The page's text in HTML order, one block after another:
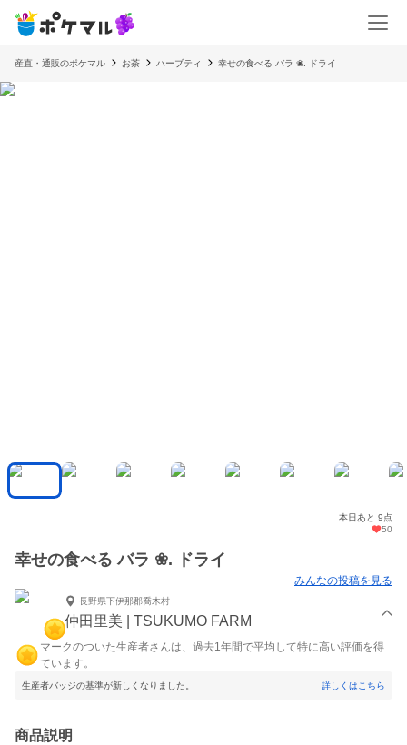
産直・通販のポケマル お茶 ハーブティ 幸せの食べる バラ ❀. ドライ
本日あと 9点
50
幸せの食べる バラ ❀. ドライ
みんなの投稿を見る
長野県下伊那郡喬木村
仲田里美 | TSUKUMO FARM
マークのついた生産者さんは、過去1年間で平均して特に高い評価を得
ています。
生産者バッジの基準が新しくなりました。 詳しくはこちら
商品説明